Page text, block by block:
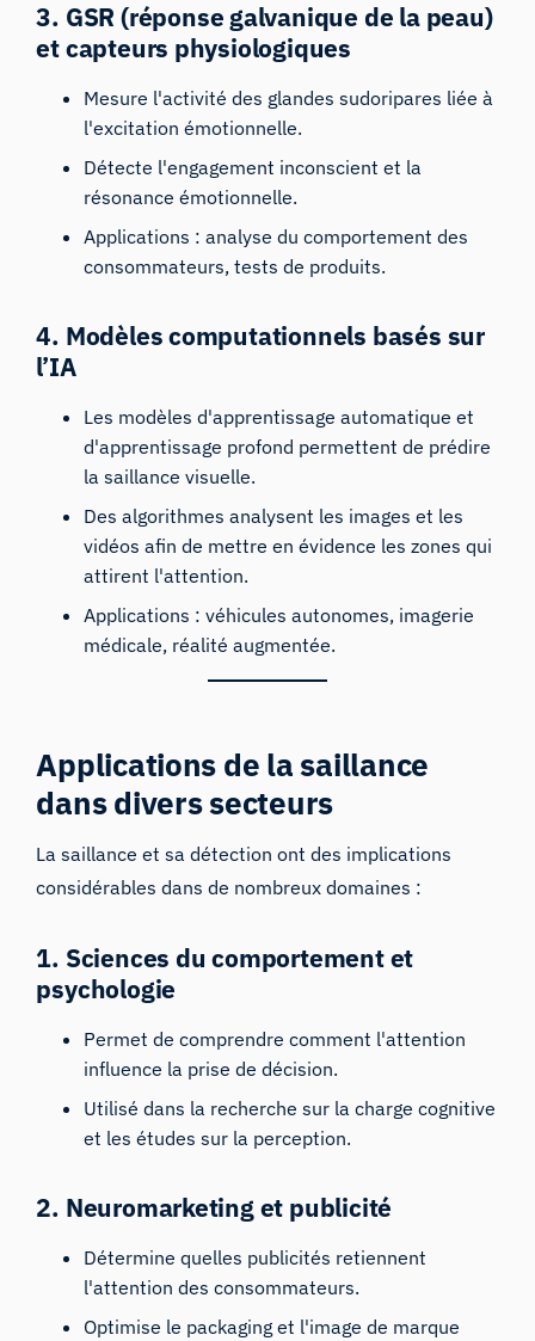
3. GSR (réponse galvanique de la peau)
et capteurs physiologiques
Mesure l'activité des glandes sudoripares liée à
l'excitation émotionnelle.
Détecte l'engagement inconscient et la
résonance émotionnelle.
Applications : analyse du comportement des
consommateurs, tests de produits.
4. Modèles computationnels basés sur
l’IA
Les modèles d'apprentissage automatique et
d'apprentissage profond permettent de prédire
la saillance visuelle.
Des algorithmes analysent les images et les
vidéos afin de mettre en évidence les zones qui
attirent l'attention.
Applications : véhicules autonomes, imagerie
médicale, réalité augmentée.
Applications de la saillance
dans divers secteurs
La saillance et sa détection ont des implications
considérables dans de nombreux domaines :
1. Sciences du comportement et
psychologie
Permet de comprendre comment l'attention
influence la prise de décision.
Utilisé dans la recherche sur la charge cognitive
et les études sur la perception.
2. Neuromarketing et publicité
Détermine quelles publicités retiennent
l'attention des consommateurs.
Optimise le packaging et l'image de marque